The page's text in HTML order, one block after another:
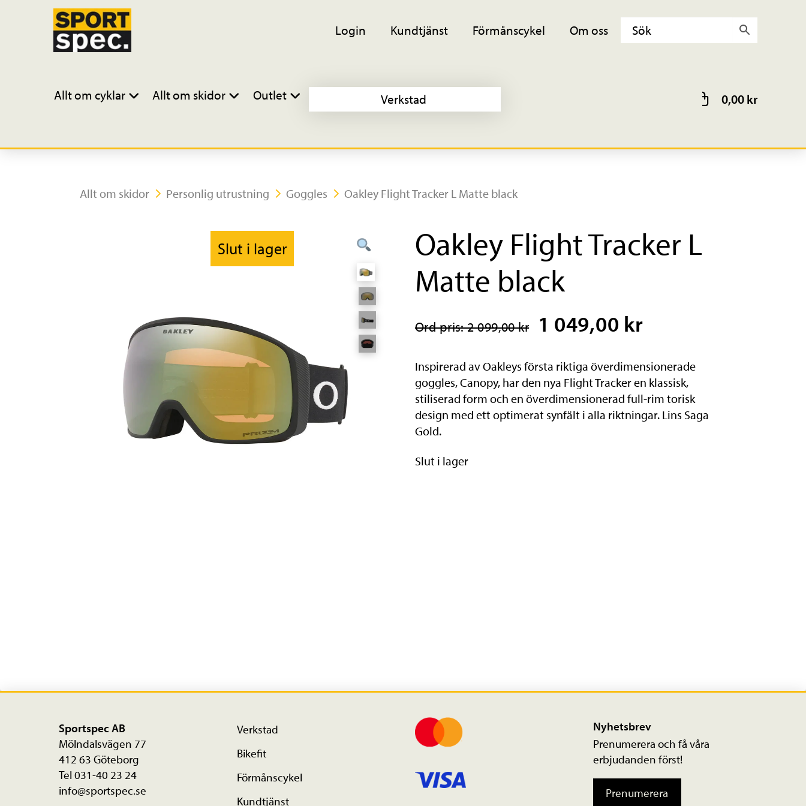
Login Kundtjänst Förmånscykel Om oss
Allt om cyklar Allt om skidor Outlet Verkstad 0,00kr
Allt om skidor Personlig utrustning Goggles Oakley Flight Tracker L Matte black
Slut i lager
Oakley Flight Tracker L
Matte black
Ord pris: 2 099,00 kr 1 049,00 kr
Inspirerad av Oakleys första riktiga överdimensionerade
goggles, Canopy, har den nya Flight Tracker en klassisk,
stiliserad form och en överdimensionerad full-rim torisk
design med ett optimerat synfält i alla riktningar. Lins Saga
Gold.
Slut i lager
Sportspec AB
Mölndalsvägen 77
412 63 Göteborg
Tel 031-40 23 24
info@sportspec.se
Verkstad
Bikefit
Förmånscykel
Kundtjänst
Nyhetsbrev
Prenumerera och få våra
erbjudanden först!
Prenumerera